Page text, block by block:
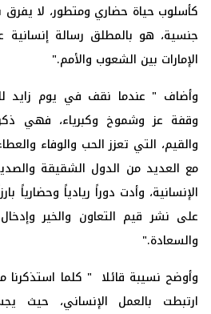
كأسلوب حياة حضاري ومتطور، لا
جنسية، هو بالمطلق رسالة إنسانية
الإمارات بين الشعوب والأمم."
وأضاف " عندما نقف في يوم زايد
وقفة عز وشموخ وكبرياء، فهي
والقيم، التي تعزز الحب والوفاء
مع العديد من الدول الشقيقة
الإنسانية، وأدت دوراً ريادياً وحضارياً
على نشر قيم التعاون والخير وإدخال
والسعادة."
وأوضح نسيبة قائلا " كلما استذكرنا
ارتبطت بالعمل الإنساني، حيث